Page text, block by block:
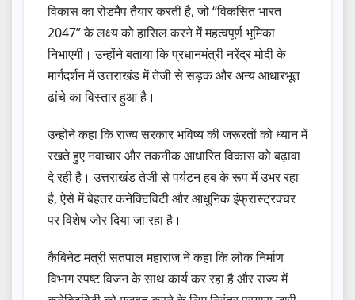
विकास का रोडमैप तैयार करती है, जो “विकसित भारत
2047” के लक्ष्य को हासिल करने में महत्वपूर्ण भूमिका
निभाएगी। उन्होंने बताया कि प्रधानमंत्री नरेंद्र मोदी के
मार्गदर्शन में उत्तराखंड में तेजी से सड़क और अन्य आधारभूत
ढांचे का विस्तार हुआ है।
उन्होंने कहा कि राज्य सरकार भविष्य की जरूरतों को ध्यान में
रखते हुए नवाचार और तकनीक आधारित विकास को बढ़ावा
दे रही है। उत्तराखंड तेजी से पर्यटन हब के रूप में उभर रहा
है, ऐसे में बेहतर कनेक्टिविटी और आधुनिक इंफ्रास्ट्रक्चर
पर विशेष जोर दिया जा रहा है।
कैबिनेट मंत्री सतपाल महाराज ने कहा कि लोक निर्माण
विभाग स्पष्ट विजन के साथ कार्य कर रहा है और राज्य में